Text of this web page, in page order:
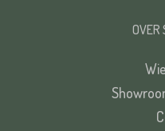
OVER